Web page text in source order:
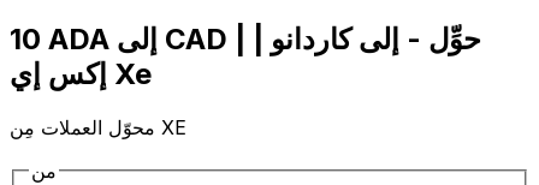
10 ADA إلى CAD | حوِّل - إلى كاردانو |
إكس إي Xe
محوّل العملات مِن XE
من